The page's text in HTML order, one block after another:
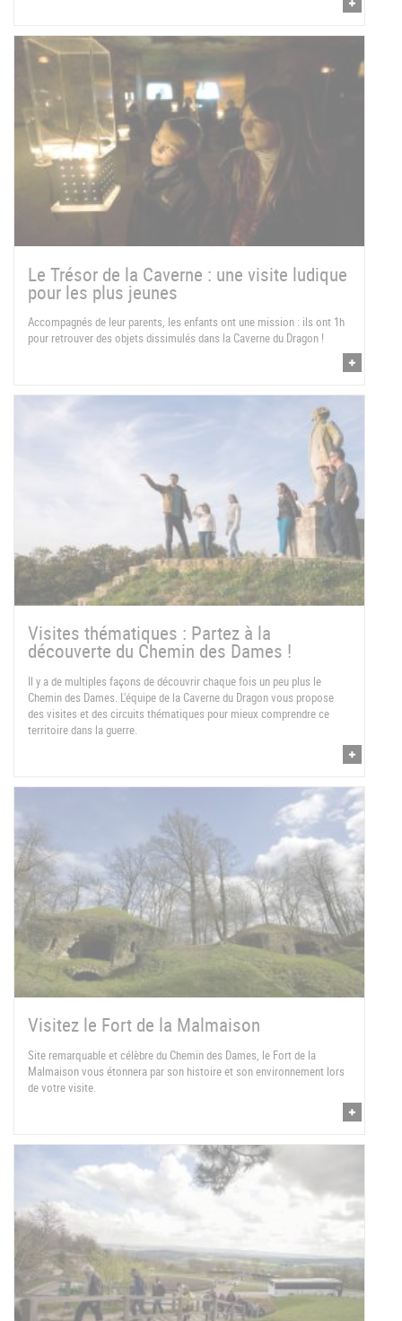
Le Trésor de la Caverne : une visite ludique
pour les plus jeunes
Accompagnés de leur parents, les enfants ont une mission : ils ont 1h
pour retrouver des objets dissimulés dans la Caverne du Dragon !
Visites thématiques : Partez à la
découverte du Chemin des Dames !
Il y a de multiples façons de découvrir chaque fois un peu plus le
Chemin des Dames. L'équipe de la Caverne du Dragon vous propose
des visites et des circuits thématiques pour mieux comprendre ce
territoire dans la guerre.
Visitez le Fort de la Malmaison
Site remarquable et célèbre du Chemin des Dames, le Fort de la
Malmaison vous étonnera par son histoire et son environnement lors
de votre visite.